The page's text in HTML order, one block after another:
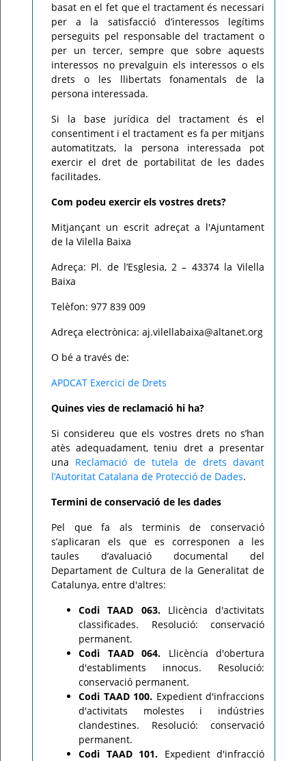
basat en el fet que el tractament és necessari
per a la satisfacció d’interessos legítims
perseguits pel responsable del tractament o
per un tercer, sempre que sobre aquests
interessos no prevalguin els interessos o els
drets o les llibertats fonamentals de la
persona interessada.
Si la base jurídica del tractament és el
consentiment i el tractament es fa per mitjans
automatitzats, la persona interessada pot
exercir el dret de portabilitat de les dades
facilitades.
Com podeu exercir els vostres drets?
Mitjançant un escrit adreçat a l'Ajuntament
de la Vilella Baixa
Adreça: Pl. de l’Esglesia, 2 – 43374 la Vilella
Baixa
Telèfon: 977 839 009
Adreça electrònica: aj.vilellabaixa@altanet.org
O bé a través de:
APDCAT Exercici de Drets
Quines vies de reclamació hi ha?
Si considereu que els vostres drets no s’han
atès adequadament, teniu dret a presentar
una Reclamació de tutela de drets davant
l’Autoritat Catalana de Protecció de Dades.
Termini de conservació de les dades
Pel que fa als terminis de conservació
s’aplicaran els que es corresponen a les
taules d’avaluació documental del
Departament de Cultura de la Generalitat de
Catalunya, entre d'altres:
Codi TAAD 063.Llicència d'activitats
classificades. Resolució: conservació
permanent.
Codi TAAD 064. Llicència d'obertura
d'establiments innocus. Resolució:
conservació permanent.
Codi TAAD 100. Expedient d'infraccions
d'activitats molestes i indústries
clandestines. Resolució: conservació
permanent.
Codi TAAD 101. Expedient d'infracció